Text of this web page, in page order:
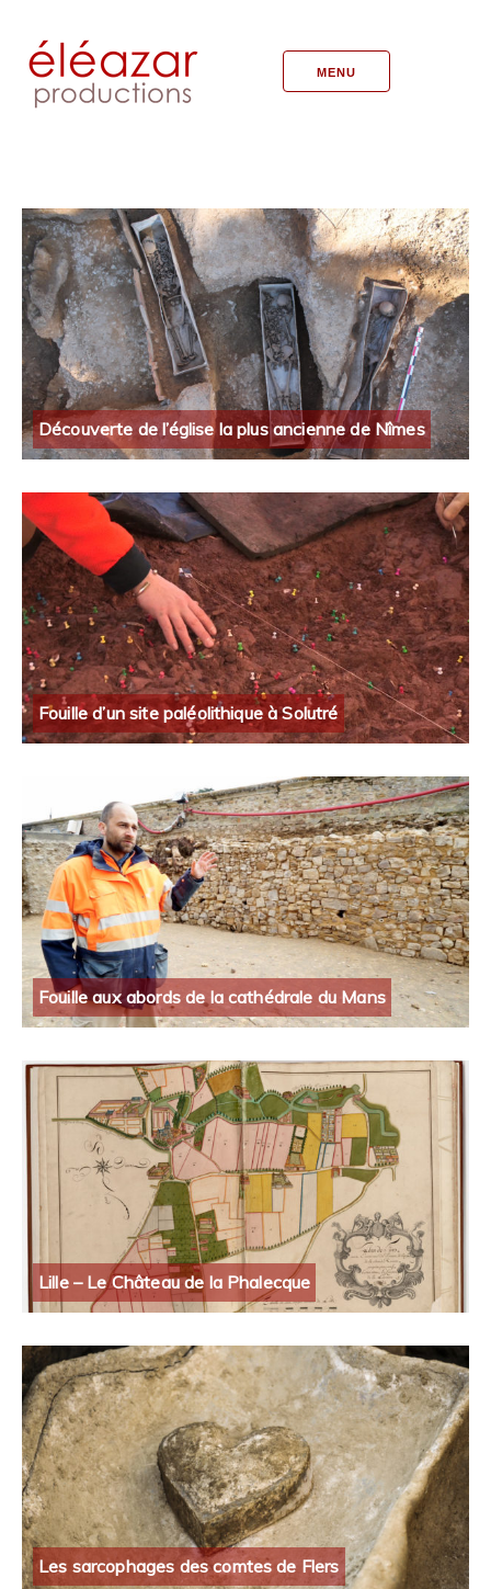
MENU
Découverte de l’église la plus ancienne de Nîmes
Fouille d’un site paléolithique à Solutré
Fouille aux abords de la cathédrale du Mans
Lille – Le Château de la Phalecque
Les sarcophages des comtes de Flers